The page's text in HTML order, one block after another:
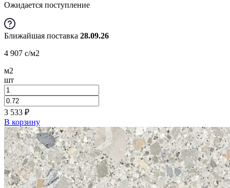
Ожидается поступление
Ближайшая поставка 28.09.26
4 907 c/м2
м2
шт
3 533 ₽
В корзину